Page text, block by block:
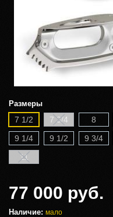
Размеры
7 1/2 7 3/4 8
9 1/4
9 1/2 9 3/4
11
77 000 руб.
Наличие: мало